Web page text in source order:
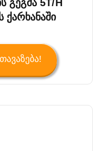
Გეგმა 5T/H